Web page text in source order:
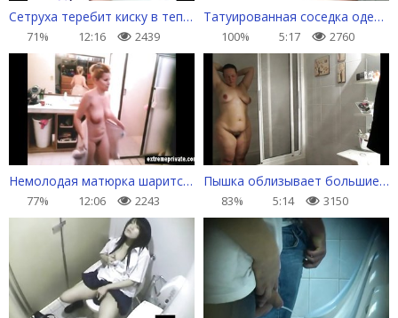
Сетруха теребит киску в теплой ванне
71% 12:16 2439
Татуированная соседка одевается после душа
100% 5:17 2760
Немолодая матюрка шарится нагишом по ванной
77% 12:06 2243
Пышка облизывает большие титьки и вертит толстым задом
83% 5:14 3150